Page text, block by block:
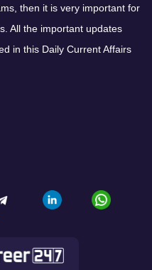
then it is very important for
All the important updates
in this Daily Current Affairs